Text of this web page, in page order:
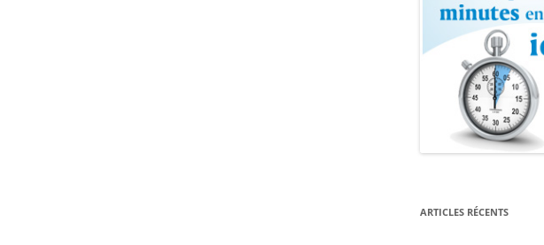
ARTICLES RÉCENTS